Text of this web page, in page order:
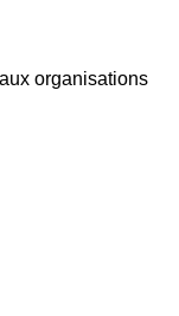
organisations